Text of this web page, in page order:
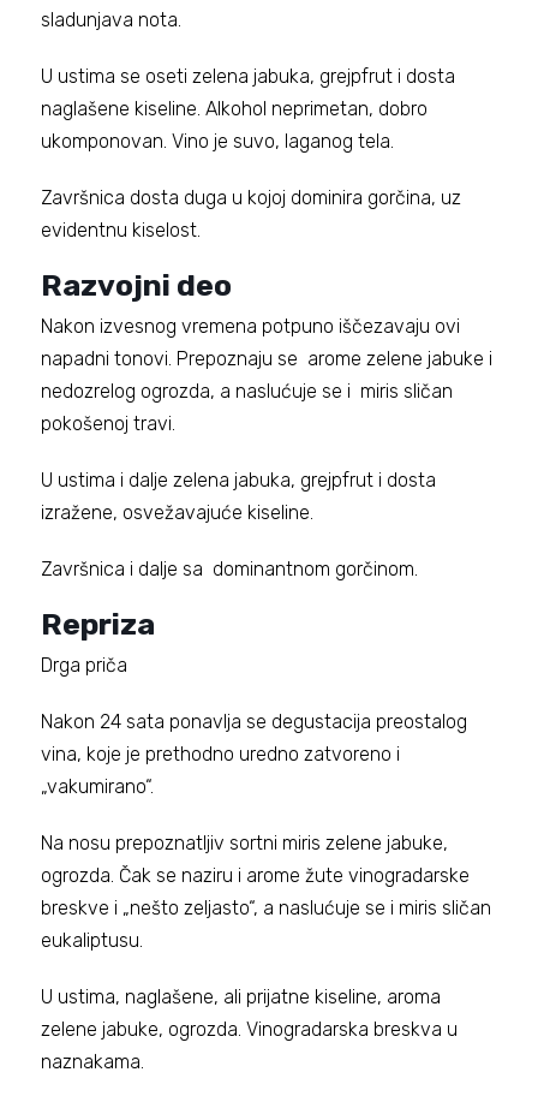
sladunjava nota.
U ustima se oseti zelena jabuka, grejpfrut i dosta
naglašene kiseline. Alkohol neprimetan, dobro
ukomponovan. Vino je suvo, laganog tela.
Završnica dosta duga u kojoj dominira gorčina, uz
evidentnu kiselost.
Razvojni deo
Nakon izvesnog vremena potpuno iščezavaju ovi
napadni tonovi. Prepoznaju se arome zelene jabuke i
nedozrelog ogrozda, a naslućuje se i miris sličan
pokošenoj travi.
U ustima i dalje zelena jabuka, grejpfrut i dosta
izražene, osvežavajuće kiseline.
Završnica i dalje sa dominantnom gorčinom.
Repriza
Drga priča
Nakon 24 sata ponavlja se degustacija preostalog
vina, koje je prethodno uredno zatvoreno i
„vakumirano“.
Na nosu prepoznatljiv sortni miris zelene jabuke,
ogrozda. Čak se naziru i arome žute vinogradarske
breskve i „nešto zeljasto“, a naslućuje se i miris sličan
eukaliptusu.
U ustima, naglašene, ali prijatne kiseline, aroma
zelene jabuke, ogrozda. Vinogradarska breskva u
naznakama.